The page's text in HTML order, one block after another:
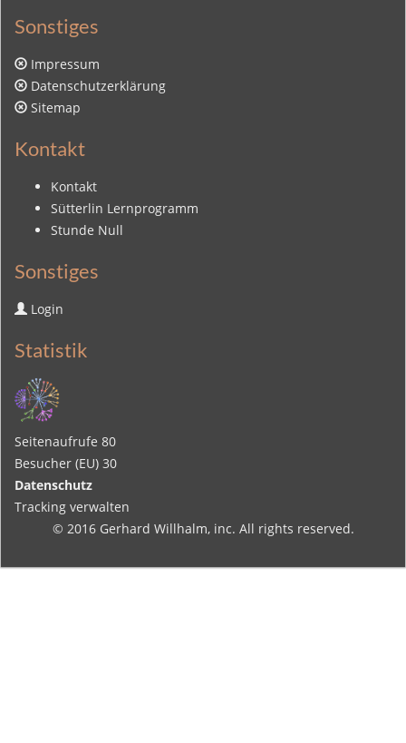
Sonstiges
Impressum
Datenschutzerklärung
Sitemap
Kontakt
Kontakt
Sütterlin Lernprogramm
Stunde Null
Sonstiges
Login
Statistik
Seitenaufrufe 80
Besucher (EU) 30
Datenschutz
Tracking verwalten
© 2016 Gerhard Willhalm, inc. All rights reserved.